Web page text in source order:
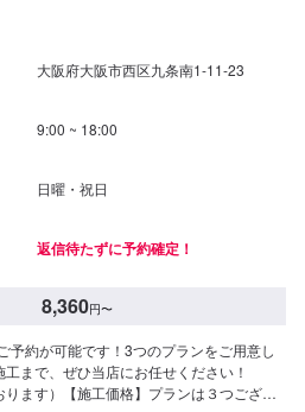
麗を保ちます。72,200円（SS）79,900円
）102,900円（LL）131,400円（XL）◎エ
メンテナンスで3年耐久新たに開発され
汚能力を持つ被膜で、自然の雨で汚れが
）79,900円（S）87,600円（M）93,200
円（XL）【その他メニュー】◎ホイールコ
ガラス被膜でホイールを守ります。・〜15
を重ねよりつやと水弾きを保ちます。・〜
大阪府大阪市西区九条南1-11-23
9:00 ~ 18:00
日曜・祝日
返信待たずに予約確定！
8,360円〜
予約が可能です！3つのプランをご用意し
まで、ぜひ当店にお任せください！
ります）【施工価格】プランは３つござい